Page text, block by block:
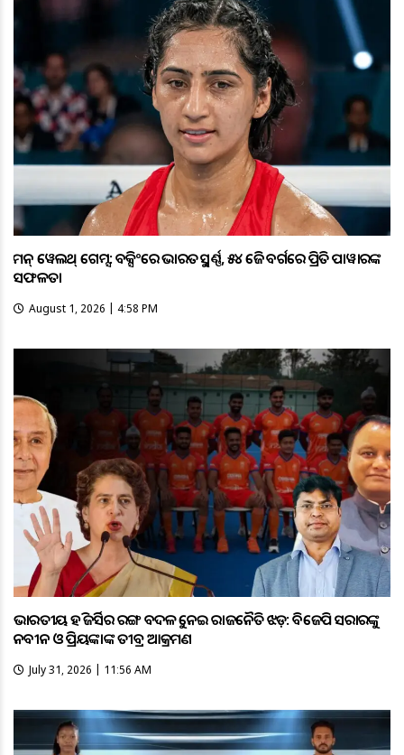
କମନ୍ ୱେଲଥ୍ ଗେମ୍ସ: ବକ୍ସିଂରେ ଭାରତକୁ ସ୍ବର୍ଣ୍ଣ, ୫୪ କେଜି ବର୍ଗରେ ପ୍ରିତି ପାୱାରଙ୍କ
ସଫଳତା
August 1, 2026 | 4:58 PM
ଭାରତୀୟ ହକି ଜର୍ସିର ରଙ୍ଗ ବଦଳକୁ ନେଇ ରାଜନୈତିକ ଝଡ଼: ବିଜେପି ସରକାରଙ୍କୁ
ନବୀନ ଓ ପ୍ରିୟଙ୍କାଙ୍କ ତୀବ୍ର ଆକ୍ରମଣ
July 31, 2026 | 11:56 AM